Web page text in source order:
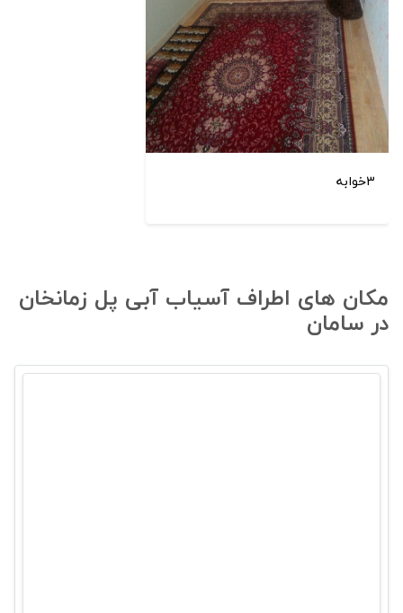
3خوابه
مکان های اطراف آسیاب آبی پل زمانخان
در سامان